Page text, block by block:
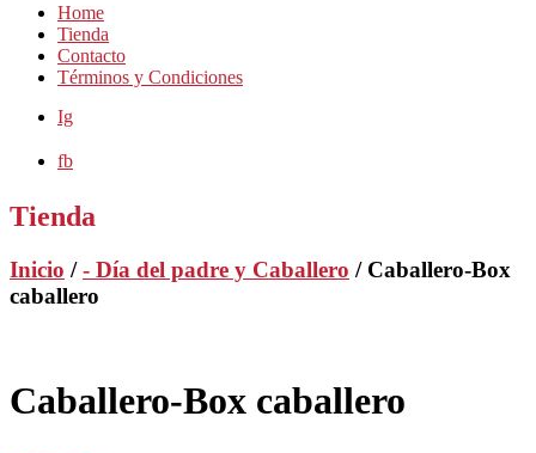
Home
Tienda
Contacto
Términos y Condiciones
Ig
fb
Tienda
Inicio /- Día del padre y Caballero / Caballero-Box
caballero
Caballero-Box caballero